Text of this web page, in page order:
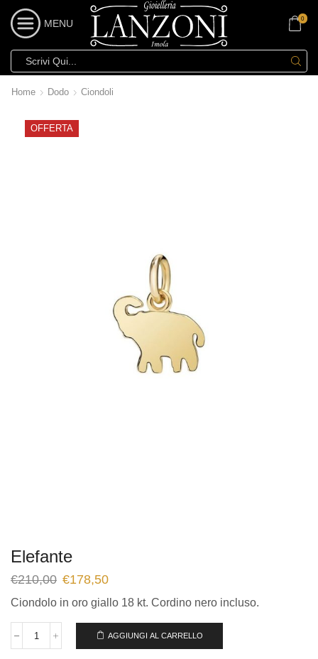
MENU 0
Home Dodo Ciondoli
OFFERTA
Elefante
€210,00 €178,50
Ciondolo in oro giallo 18 kt. Cordino nero incluso.
AGGIUNGI AL CARRELLO